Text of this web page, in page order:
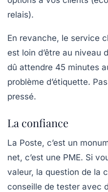
relais).
En revanche, le service
est loin d’être au niveau
dû attendre 45 minutes
problème d’étiquette.
pressé.
La confiance
La Poste, c’est un
net, c’est une PME. Si
valeur, la question de la
conseille de tester avec